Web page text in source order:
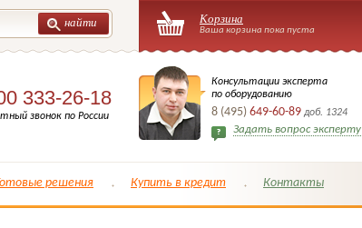
Корзина
Ваша корзина пока пуста
найти
333-26-18
звонок по России
Консультации эксперта
по оборудованию
8 (495) 649-60-89 доб. 1324
Задать вопрос эксперту
решения Купить в кредит Контакты